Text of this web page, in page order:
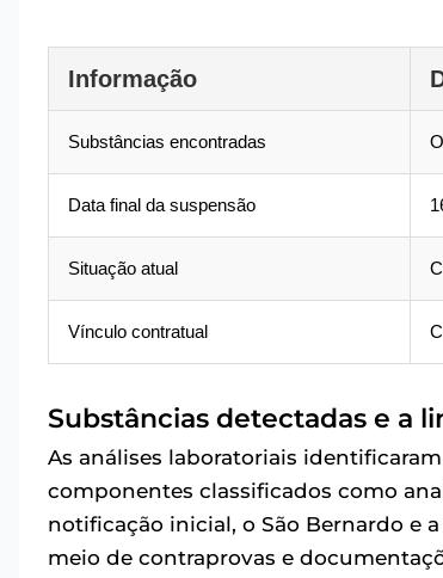
Informação
Substâncias encontradas
Data final da suspensão
Situação atual
Vínculo contratual
Substâncias detectadas e a
As análises laboratoriais
componentes classificados como
notificação inicial, o São Bernardo e
meio de contraprovas e